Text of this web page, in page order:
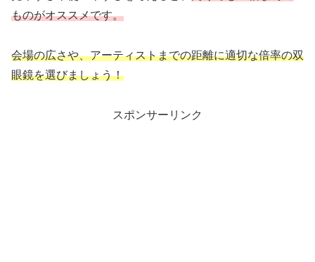
ものがオススメです。
会場の広さや、アーティストまでの距離に適切な倍率の双
眼鏡を選びましょう！
スポンサーリンク